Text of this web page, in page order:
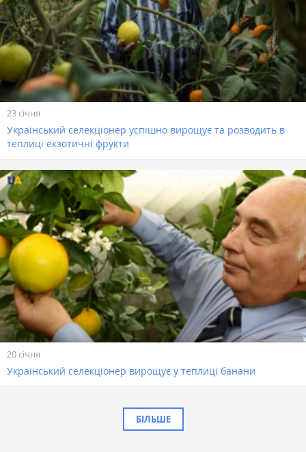
23 січня
Український селекціонер успішно вирощує та розводить в
теплиці екзотичні фрукти
20 січня
Український селекціонер вирощує у теплиці банани
БІЛЬШЕ